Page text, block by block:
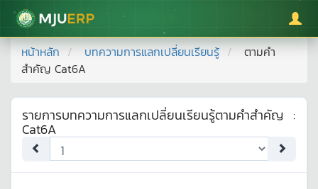
มหาวิทยาลัยแม่โจ้
หน้าหลัก บทความการแลกเปลี่ยนเรียนรู้
ตามคำ
สำคัญ Cat6A
รายการบทความการแลกเปลี่ยนเรียนรู้ตามคำสำคัญ :
Cat6A